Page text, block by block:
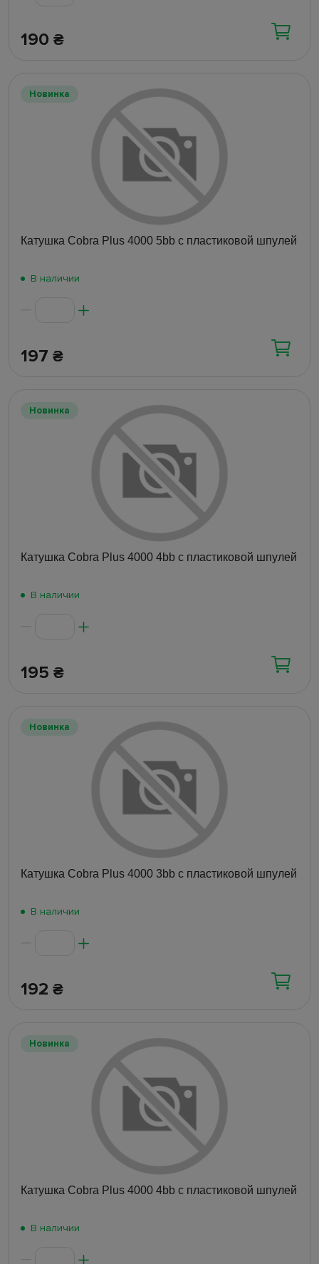
190 ₴
Новинка
Катушка Cobra Plus 4000 5bb с пластиковой шпулей
В наличии
197 ₴
Новинка
Катушка Cobra Plus 4000 4bb с пластиковой шпулей
В наличии
195 ₴
Новинка
Катушка Cobra Plus 4000 3bb с пластиковой шпулей
В наличии
192 ₴
Новинка
Катушка Cobra Plus 4000 4bb с пластиковой шпулей
В наличии